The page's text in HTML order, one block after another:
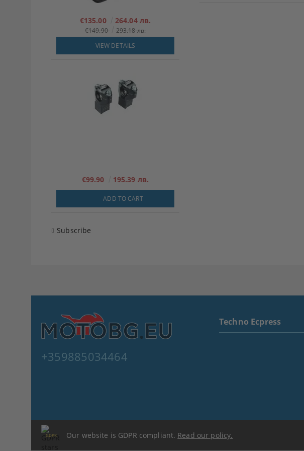
€135.00 264.04 лв.
€149.90
293.18 лв.
VIEW DETAILS
€99.90 195.39 лв.
ADD TO CART
Subscribe
+359885034464
Techno Ecpress
GDPR Our website is GDPR compliant. Read our policy.